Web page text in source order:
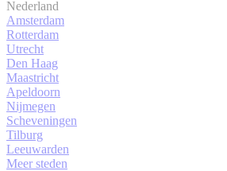
Nederland
Amsterdam
Rotterdam
Utrecht
Den Haag
Maastricht
Apeldoorn
Nijmegen
Scheveningen
Tilburg
Leeuwarden
Meer steden